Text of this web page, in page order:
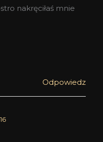
nakręciłaś mnie
Odpowiedz